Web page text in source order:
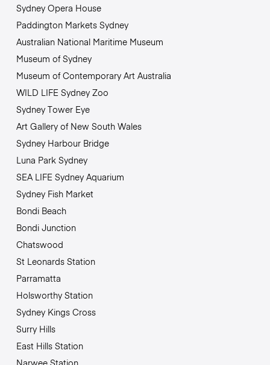
Sydney Opera House
Paddington Markets Sydney
Australian National Maritime Museum
Museum of Sydney
Museum of Contemporary Art Australia
WILD LIFE Sydney Zoo
Sydney Tower Eye
Art Gallery of New South Wales
Sydney Harbour Bridge
Luna Park Sydney
SEA LIFE Sydney Aquarium
Sydney Fish Market
Bondi Beach
Bondi Junction
Chatswood
St Leonards Station
Parramatta
Holsworthy Station
Sydney Kings Cross
Surry Hills
East Hills Station